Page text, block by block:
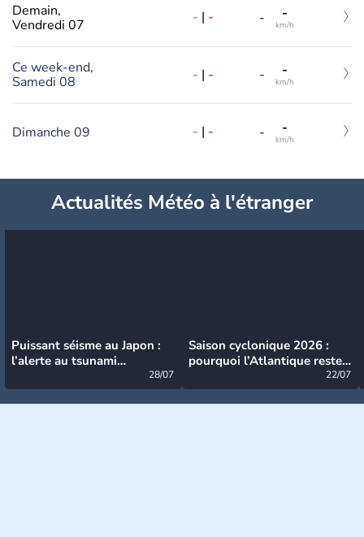
Demain,
Vendredi 07
- | - - -
km/h
Ce week-end,
Samedi 08
- | - - -
km/h
Dimanche 09 - | - - -
km/h
Actualités Météo à l'étranger
Puissant séisme au Japon :
l’alerte au tsunami
28/07
Saison cyclonique 2026 :
pourquoi l’Atlantique reste
22/07